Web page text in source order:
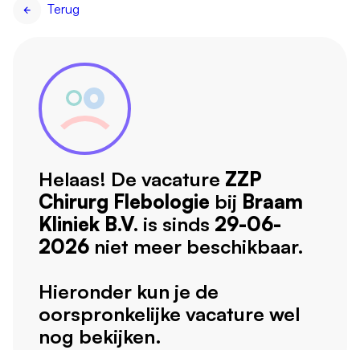
Terug
Helaas! De vacature ZZP
Chirurg Flebologie bij Braam
Kliniek B.V. is sinds 29-06-
2026 niet meer beschikbaar.
Hieronder kun je de
oorspronkelijke vacature wel
nog bekijken.